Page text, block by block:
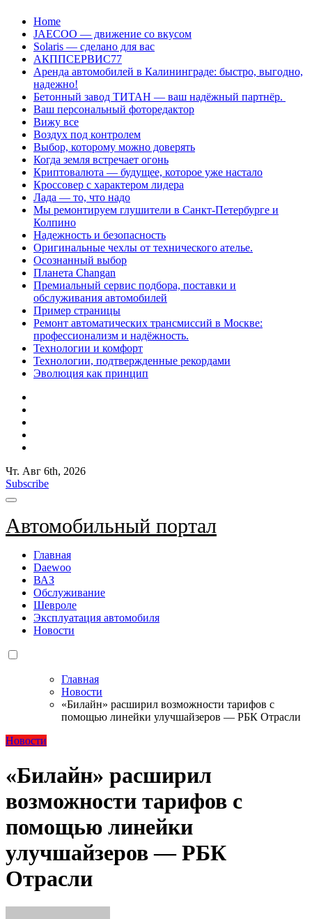
Перейти
содержанию
Home
JAECOO — движение со вкусом
Solaris — сделано для вас
АКППСЕРВИС77
Аренда автомобилей в Калининграде: быстро, выгодно,
надежно!
Бетонный завод ТИТАН — ваш надёжный партнёр.
Ваш персональный фоторедактор
Вижу все
Воздух под контролем
Выбор, которому можно доверять
Когда земля встречает огонь
Криптовалюта — будущее, которое уже настало
Кроссовер с характером лидера
Лада — то, что надо
Мы ремонтируем глушители в Санкт-Петербурге и
Колпино
Надежность и безопасность
Оригинальные чехлы от технического ателье.
Осознанный выбор
Планета Changan
Премиальный сервис подбора, поставки и
обслуживания автомобилей
Пример страницы
Ремонт автоматических трансмиссий в Москве:
профессионализм и надёжность.
Технологии и комфорт
Технологии, подтвержденные рекордами
Эволюция как принцип
Чт. Авг 6th, 2026
Subscribe
Автомобильный портал
Главная
Daewoo
ВАЗ
Обслуживание
Шевроле
Эксплуатация автомобиля
Новости
Главная
Новости
«Билайн» расширил возможности тарифов с
помощью линейки улучшайзеров — РБК Отрасли
Новости
«Билайн» расширил
возможности тарифов с
помощью линейки
улучшайзеров — РБК
Отрасли